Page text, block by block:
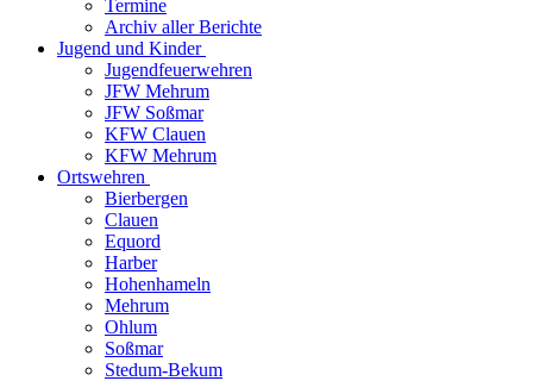
Termine
Archiv aller Berichte
Jugend und Kinder
Jugendfeuerwehren
JFW Mehrum
JFW Soßmar
KFW Clauen
KFW Mehrum
Ortswehren
Bierbergen
Clauen
Equord
Harber
Hohenhameln
Mehrum
Ohlum
Soßmar
Stedum-Bekum